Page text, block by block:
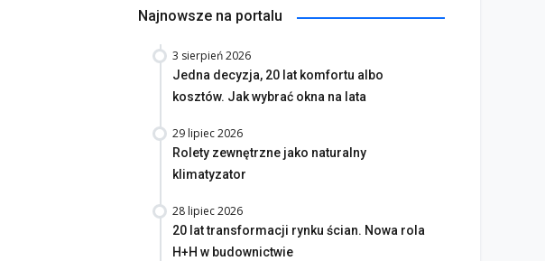
Najnowsze na portalu
3 sierpień 2026
Jedna decyzja, 20 lat komfortu albo
kosztów. Jak wybrać okna na lata
29 lipiec 2026
Rolety zewnętrzne jako naturalny
klimatyzator
28 lipiec 2026
20 lat transformacji rynku ścian. Nowa rola
H+H w budownictwie